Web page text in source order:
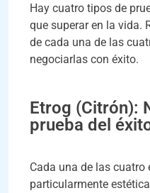
Hay cuatro tipos de
que superar en la vida.
de cada una de las
negociarlas con éxito.
Etrog (Citrón):
prueba del
Cada una de las cuatro
particularmente